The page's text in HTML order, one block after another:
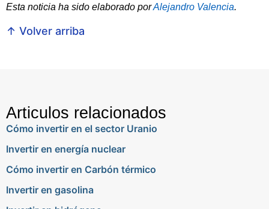
Esta noticia ha sido elaborado porAlejandro Valencia.
↑ Volver arriba
Articulos relacionados
Cómo invertir en el sector Uranio
Invertir en energía nuclear
Cómo invertir en Carbón térmico
Invertir en gasolina